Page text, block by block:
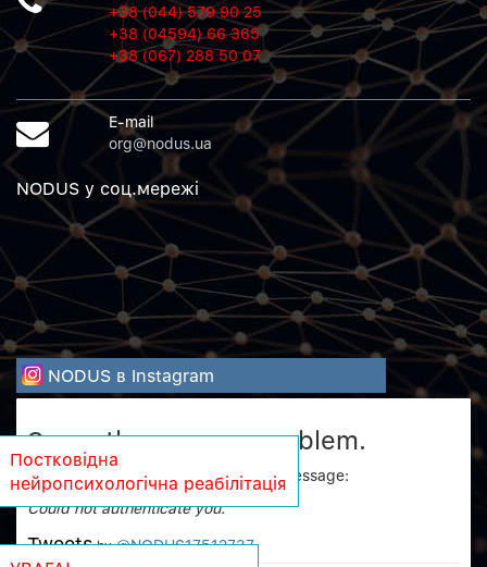
+38 (044) 579 90 25
+38 (04594) 66 365
+38 (067) 288 50 07
E-mail
org@nodus.ua
NODUS у соц.мережi
NODUS в Instagram
Sorry, there was a problem.
Twitter returned the following error message:
Could not authenticate you.
Tweets by @NODUS17512737
Постковідна
нейропсихологічна реабілітація